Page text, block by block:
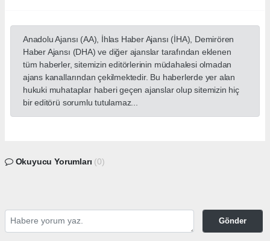
Anadolu Ajansı (AA), İhlas Haber Ajansı (İHA), Demirören
Haber Ajansı (DHA) ve diğer ajanslar tarafından eklenen
tüm haberler, sitemizin editörlerinin müdahalesi olmadan
ajans kanallarından çekilmektedir. Bu haberlerde yer alan
hukuki muhataplar haberi geçen ajanslar olup sitemizin hiç
bir editörü sorumlu tutulamaz...
Okuyucu Yorumları (0)
Gönder